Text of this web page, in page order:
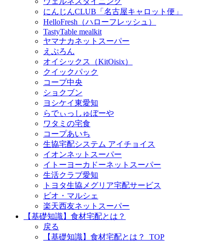
にんじんCLUB「名古屋キャロット便」
HelloFresh（ハローフレッシュ）
TastyTable mealkit
ヤマナカネットスーパー
えぷろん
オイシックス（KitOisix）
クイックパック
コープ中央
ショクブン
ヨシケイ東愛知
らでぃっしゅぼーや
ワタミの宅食
コープあいち
生協宅配システム アイチョイス
イオンネットスーパー
イトーヨーカドーネットスーパー
生活クラブ愛知
トヨタ生協メグリア宅配サービス
ビオ・マルシェ
楽天西友ネットスーパー
【基礎知識】食材宅配とは？
戻る
【基礎知識】食材宅配とは？_TOP